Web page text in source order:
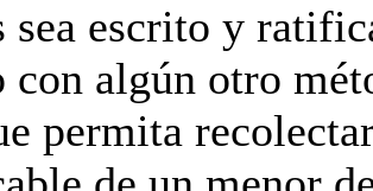
sea escrito y
con algún otro
permita